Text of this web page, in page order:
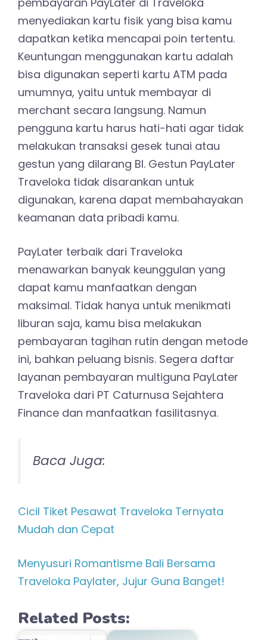
menyediakan kartu fisik yang bisa kamu
dapatkan ketika mencapai poin tertentu.
Keuntungan menggunakan kartu adalah
bisa digunakan seperti kartu ATM pada
umumnya, yaitu untuk membayar di
merchant secara langsung. Namun
pengguna kartu harus hati-hati agar tidak
melakukan transaksi gesek tunai atau
gestun yang dilarang BI. Gestun PayLater
Traveloka tidak disarankan untuk
digunakan, karena dapat membahayakan
keamanan data pribadi kamu.
PayLater terbaik dari Traveloka
menawarkan banyak keunggulan yang
dapat kamu manfaatkan dengan
maksimal. Tidak hanya untuk menikmati
liburan saja, kamu bisa melakukan
pembayaran tagihan rutin dengan metode
ini, bahkan peluang bisnis. Segera daftar
layanan pembayaran multiguna PayLater
Traveloka dari PT Caturnusa Sejahtera
Finance dan manfaatkan fasilitasnya.
Baca Juga:
Cicil Tiket Pesawat Traveloka Ternyata
Mudah dan Cepat
Menyusuri Romantisme Bali Bersama
Traveloka Paylater, Jujur Guna Banget!
Related Posts: